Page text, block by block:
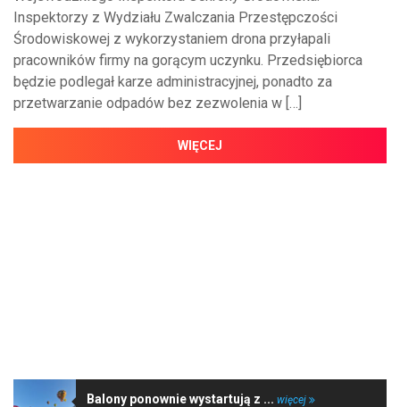
Inspektorzy z Wydziału Zwalczania Przestępczości
Środowiskowej z wykorzystaniem drona przyłapali
pracowników firmy na gorącym uczynku. Przedsiębiorca
będzie podlegał karze administracyjnej, ponadto za
przetwarzanie odpadów bez zezwolenia w […]
WIĘCEJ
Balony ponownie wystartują z ... więcej